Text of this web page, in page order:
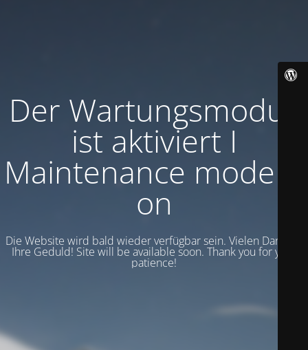
Der Wartungsmodus
ist aktiviert I
Maintenance mode is
on
Die Website wird bald wieder verfügbar sein. Vielen Dank für
Ihre Geduld! Site will be available soon. Thank you for your
patience!